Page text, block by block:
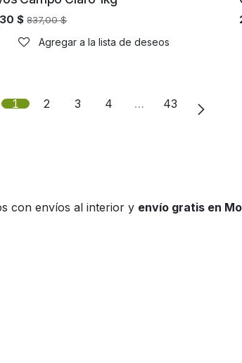
$ 837,00$
Agregar a la lista de deseos
1 2 3 4 … 43
con envíos al interior y envío gratis en